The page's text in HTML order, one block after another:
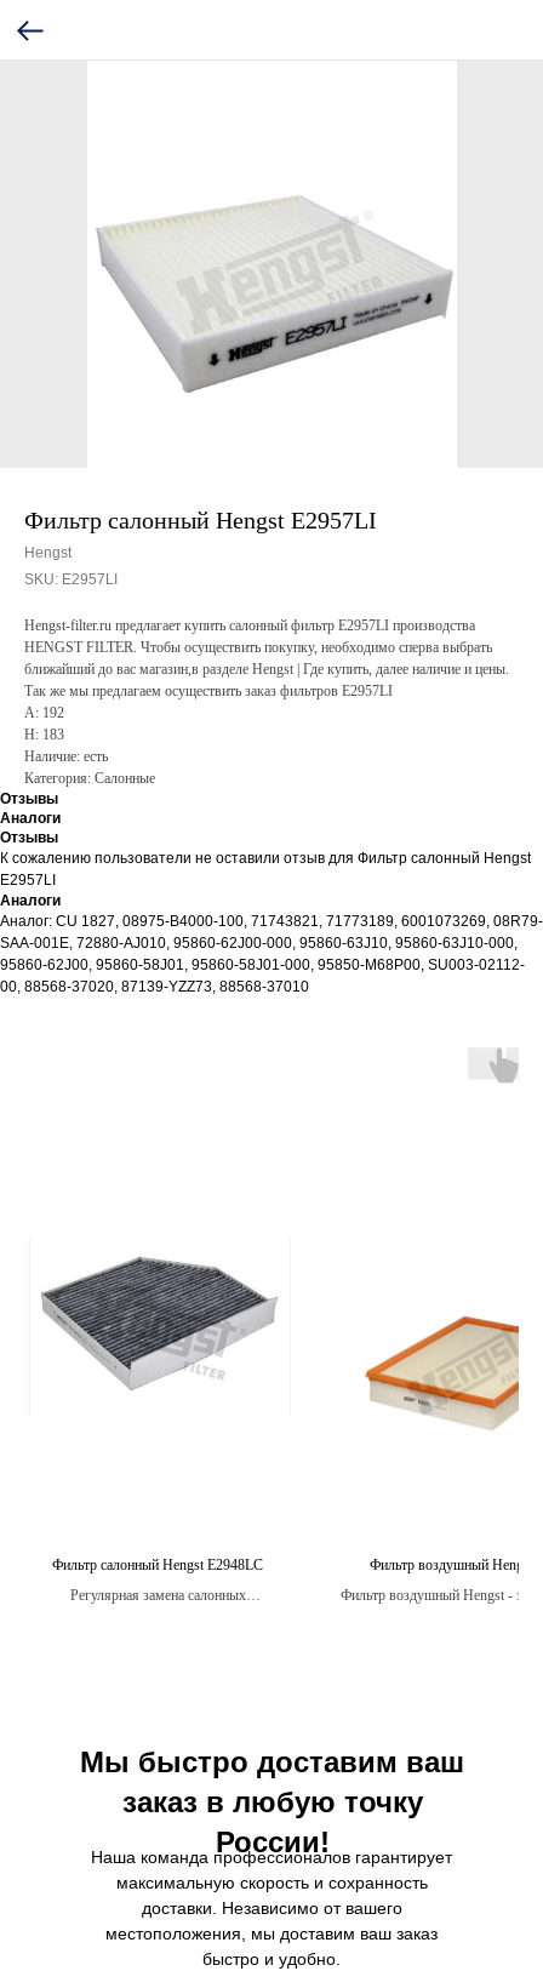
Фильтр салонный Hengst E2957LI
Hengst
SKU: E2957LI
Hengst-filter.ru предлагает купить салонный фильтр E2957LI производства
HENGST FILTER. Чтобы осуществить покупку, необходимо сперва выбрать
ближайший до вас магазин,в разделе Hengst | Где купить, далее наличие и цены.
Так же мы предлагаем осуществить заказ фильтров E2957LI
A: 192
H: 183
Наличие: есть
Категория: Салонные
Отзывы
Аналоги
Отзывы
К сожалению пользователи не оставили отзыв для Фильтр салонный Hengst
E2957LI
Аналоги
Аналог: CU 1827, 08975-B4000-100, 71743821, 71773189, 6001073269, 08R79-
SAA-001E, 72880-AJ010, 95860-62J00-000, 95860-63J10, 95860-63J10-000,
95860-62J00, 95860-58J01, 95860-58J01-000, 95850-M68P00, SU003-02112-
00, 88568-37020, 87139-YZZ73, 88568-37010
Фильтр салонный Hengst E2948LC
Регулярная замена салонных
Фильтр воздушный Hengst
Фильтр воздушный Hengst - это
Мы быстро доставим ваш
заказ в любую точку
России!
Наша команда профессионалов гарантирует
максимальную скорость и сохранность
доставки. Независимо от вашего
местоположения, мы доставим ваш заказ
быстро и удобно.